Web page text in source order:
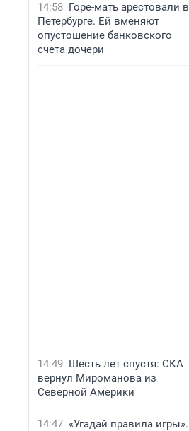
14:58 Горе-мать арестовали в
Петербурге. Ей вменяют
опустошение банковского
счета дочери
14:49 Шесть лет спустя: СКА
вернул Мироманова из
Северной Америки
14:47 «Угадай правила игры».